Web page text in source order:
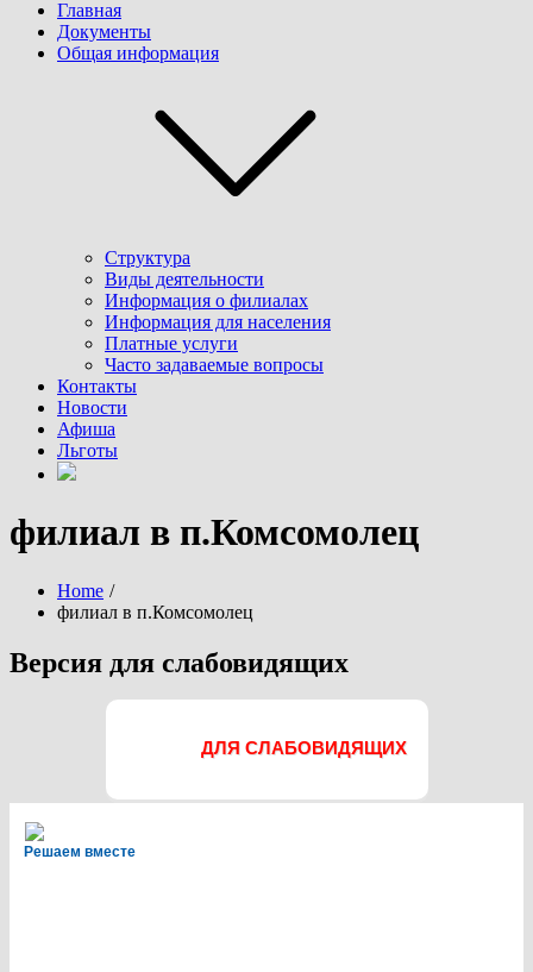
Главная
Документы
Общая информация
Структура
Виды деятельности
Информация о филиалах
Информация для населения
Платные услуги
Часто задаваемые вопросы
Контакты
Новости
Афиша
Льготы
филиал в п.Комсомолец
Home
филиал в п.Комсомолец
Версия для слабовидящих
ДЛЯ СЛАБОВИДЯЩИХ
Решаем вместе